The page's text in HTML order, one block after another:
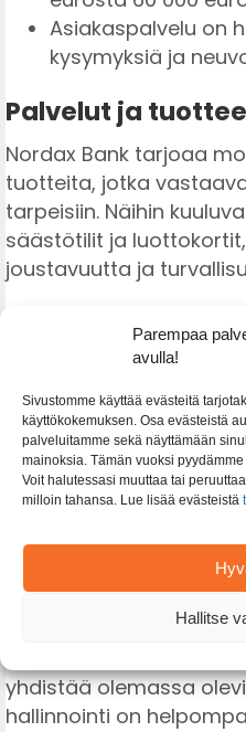
Parempaa
avulla!
Sivustomme käyttää evästeitä
käyttökokemuksen. Osa evästeistä
palveluitamme sekä näyttämään
mainoksia. Tämän vuoksi
Voit halutessasi muuttaa tai
milloin tahansa. Lue lisää evästeistä
Hallitse
Asiakaspalvelu on
kysymyksiä ja
Palvelut ja
Nordax Bank tarjoaa
tuotteita, jotka
tarpeisiin. Näihin
säästötilit ja
joustavuutta ja
Lainatuotteet
Nordax Bank tarjoaa
kuten kulutusluottoja ja
Voit hakea
euroa. Nämä lainat
autohankintoihin,
-
lainatarjouksen
Asuntolaina
yhdistää olemassa
hallinnointi on